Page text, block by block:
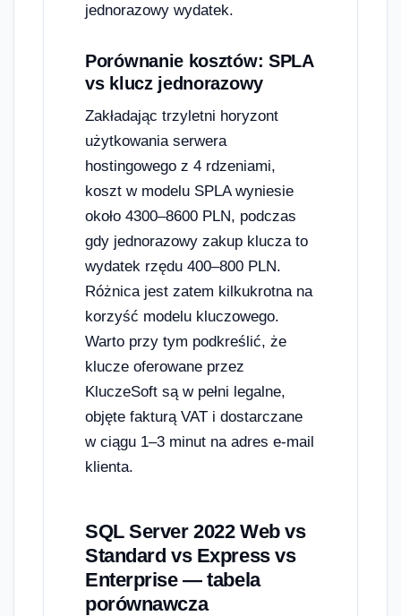
jednorazowy wydatek.
Porównanie kosztów: SPLA
vs klucz jednorazowy
Zakładając trzyletni horyzont
użytkowania serwera
hostingowego z 4 rdzeniami,
koszt w modelu SPLA wyniesie
około 4300–8600 PLN, podczas
gdy jednorazowy zakup klucza to
wydatek rzędu 400–800 PLN.
Różnica jest zatem kilkukrotna na
korzyść modelu kluczowego.
Warto przy tym podkreślić, że
klucze oferowane przez
KluczeSoft są w pełni legalne,
objęte fakturą VAT i dostarczane
w ciągu 1–3 minut na adres e-mail
klienta.
SQL Server 2022 Web vs
Standard vs Express vs
Enterprise — tabela
porównawcza